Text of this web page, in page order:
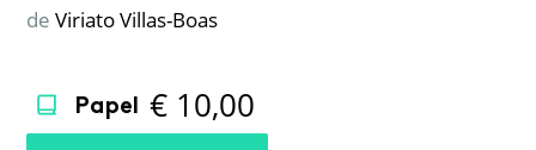
de Viriato Villas-Boas
Papel € 10,00